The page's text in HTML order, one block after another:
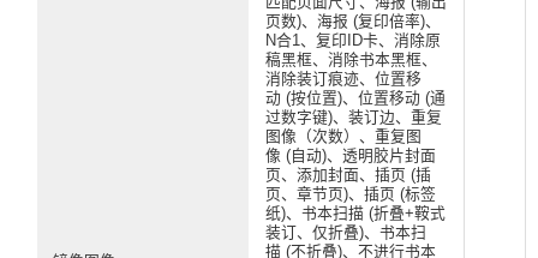
页数)、海报 (复印倍率)、
N合1、复印ID卡、消除原
稿黑框、消除书本黑框、
消除装订痕迹、位置移
动 (按位置)、位置移动 (通
过数字键)、装订边、重复
图像（次数）、重复图
像 (自动)、透明胶片封面
页、添加封面、插页 (插
页、章节页)、插页 (标签
纸)、书本扫描 (折叠+鞍式
装订、仅折叠)、书本扫
描 (不折叠)、不进行书本